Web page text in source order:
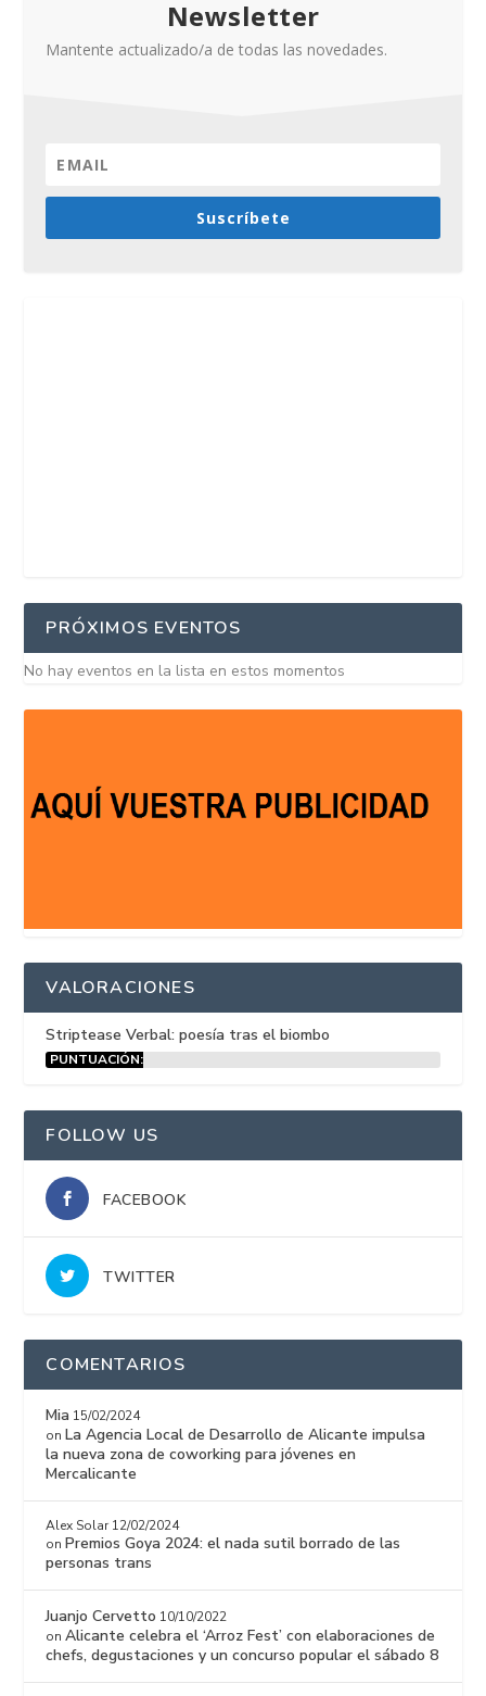
Newsletter
Mantente actualizado/a de todas las novedades.
Suscríbete
PRÓXIMOS EVENTOS
No hay eventos en la lista en estos momentos
VALORACIONES
Striptease Verbal: poesía tras el biombo
PUNTUACIÓN:
FOLLOW US
FACEBOOK
TWITTER
COMENTARIOS
Mia 15/02/2024
onLa Agencia Local de Desarrollo de Alicante impulsa
la nueva zona de coworking para jóvenes en
Mercalicante
Alex Solar 12/02/2024
onPremios Goya 2024: el nada sutil borrado de las
personas trans
Juanjo Cervetto 10/10/2022
onAlicante celebra el ‘Arroz Fest’ con elaboraciones de
chefs, degustaciones y un concurso popular el sábado 8